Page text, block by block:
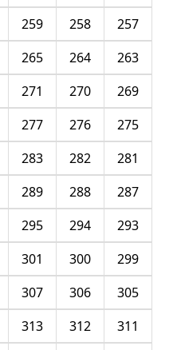
257
258
259
263
264
265
269
270
271
275
276
277
281
282
283
287
288
289
293
294
295
299
300
301
305
306
307
311
312
313